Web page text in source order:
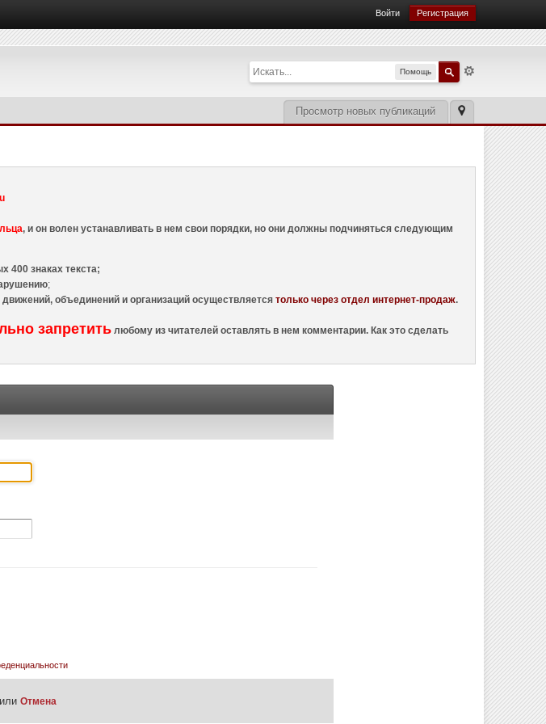
Войти Регистрация
Помощь
Просмотр новых публикаций
, и он волен устанавливать в нем свои порядки, но они должны подчиняться следующим
400 знаках текста;
;
объединений и организаций осуществляетсятолько через отдел интернет-продаж.
запретить любому из читателей оставлять в нем комментарии. Как это сделать
илиОтмена